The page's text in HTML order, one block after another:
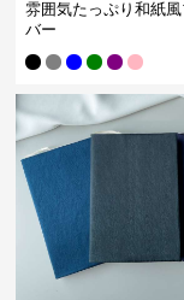
雰囲気たっぷり和紙風
バー